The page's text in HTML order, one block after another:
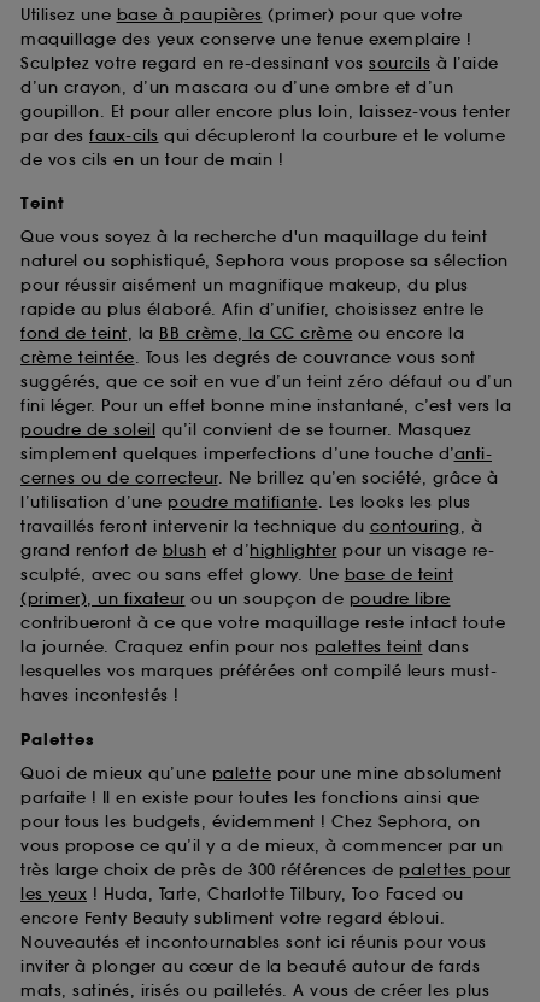
Utilisez une base à paupières (primer) pour que votre
maquillage des yeux conserve une tenue exemplaire !
Sculptez votre regard en re-dessinant vos sourcils à l’aide
d’un crayon, d’un mascara ou d’une ombre et d’un
goupillon. Et pour aller encore plus loin, laissez-vous tenter
par des faux-cils qui décupleront la courbure et le volume
de vos cils en un tour de main !
Teint
Que vous soyez à la recherche d'un maquillage du teint
naturel ou sophistiqué, Sephora vous propose sa sélection
pour réussir aisément un magnifique makeup, du plus
rapide au plus élaboré. Afin d’unifier, choisissez entre le
fond de teint, la BB crème, la CC crème ou encore la
crème teintée. Tous les degrés de couvrance vous sont
suggérés, que ce soit en vue d’un teint zéro défaut ou d’un
fini léger. Pour un effet bonne mine instantané, c’est vers la
poudre de soleil qu’il convient de se tourner. Masquez
simplement quelques imperfections d’une touche d’anti-
cernes ou de correcteur. Ne brillez qu’en société, grâce à
l’utilisation d’une poudre matifiante. Les looks les plus
travaillés feront intervenir la technique du contouring, à
grand renfort de blush et d’highlighter pour un visage re-
sculpté, avec ou sans effet glowy. Une base de teint
(primer), un fixateur ou un soupçon de poudre libre
contribueront à ce que votre maquillage reste intact toute
la journée. Craquez enfin pour nos palettes teint dans
lesquelles vos marques préférées ont compilé leurs must-
haves incontestés !
Palettes
Quoi de mieux qu’une palette pour une mine absolument
parfaite ! Il en existe pour toutes les fonctions ainsi que
pour tous les budgets, évidemment ! Chez Sephora, on
vous propose ce qu’il y a de mieux, à commencer par un
très large choix de près de 300 références de palettes pour
les yeux ! Huda, Tarte, Charlotte Tilbury, Too Faced ou
encore Fenty Beauty subliment votre regard ébloui.
Nouveautés et incontournables sont ici réunis pour vous
inviter à plonger au cœur de la beauté autour de fards
mats, satinés, irisés ou pailletés. A vous de créer les plus